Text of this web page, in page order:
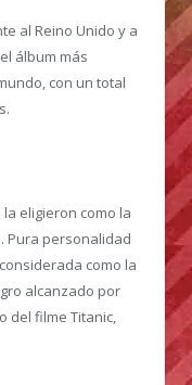
al Reino Unido y a
álbum más
con un total
eligieron como la
Pura personalidad
como la
alcanzado por
del filme Titanic,